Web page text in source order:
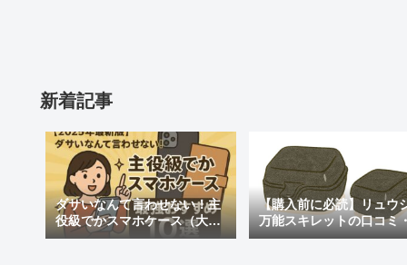
新着記事
ダサいなんて言わせない！主
役級でかスマホケース（大き
めの）最強おすすめ10選
【購入前に必読】リュウ
万能スキレットの口コミ
判まとめ｜後悔しないた